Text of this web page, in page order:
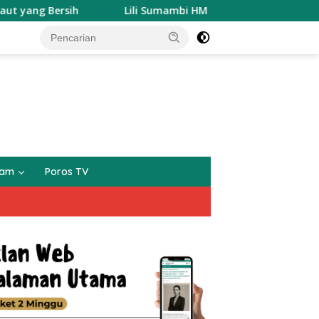
Lili Sumambi HM Resmi mendaftarkan diri sebagai
Poros TV